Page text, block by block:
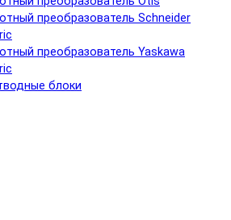
преобразователь Schneider
преобразователь Yaskawa
блоки